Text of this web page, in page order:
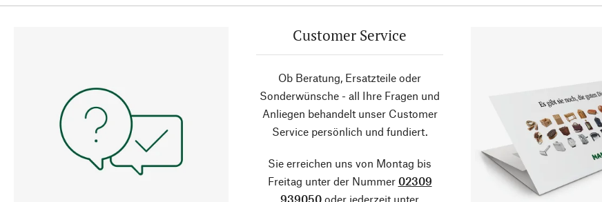
Customer Service
Ob Beratung, Ersatzteile oder
Sonderwünsche - all Ihre Fragen und
Anliegen behandelt unser Customer
Service persönlich und fundiert.
Sie erreichen uns von Montag bis
Freitag unter der Nummer 02309
939050 oder jederzeit unter